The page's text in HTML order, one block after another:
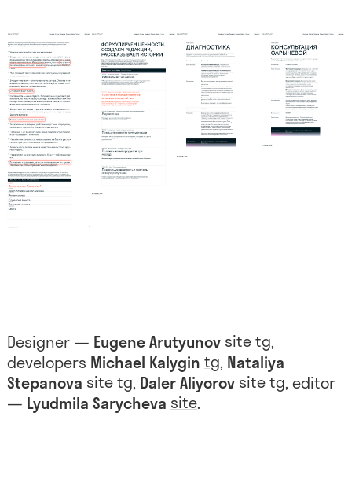
Designer — Eugene Arutyunov site tg,
developers Michael Kalygin tg, Nataliya
Stepanova site tg, Daler Aliyorov site tg, editor
— Lyudmila Sarycheva site.